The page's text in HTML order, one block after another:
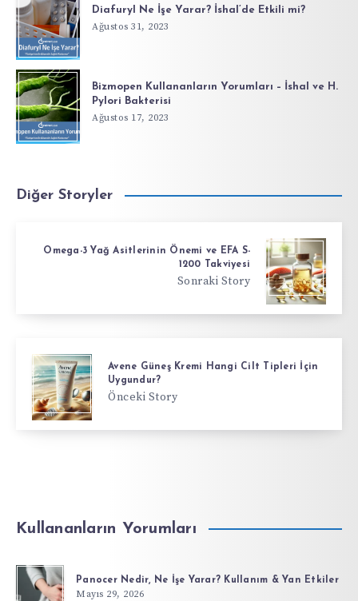
Diafuryl Ne İşe Yarar? İshal’de Etkili mi?
Ağustos 31, 2023
Bizmopen Kullananların Yorumları – İshal ve H.
Pylori Bakterisi
Ağustos 17, 2023
Diğer Storyler
Omega-3 Yağ Asitlerinin Önemi ve EFA S-
1200 Takviyesi
Sonraki Story
Avene Güneş Kremi Hangi Cilt Tipleri İçin
Uygundur?
Önceki Story
Kullananların Yorumları
Panocer Nedir, Ne İşe Yarar? Kullanım & Yan Etkiler
Mayıs 29, 2026